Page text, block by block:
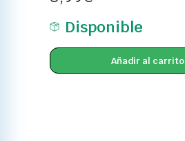
Disponible
Añadir al carrito